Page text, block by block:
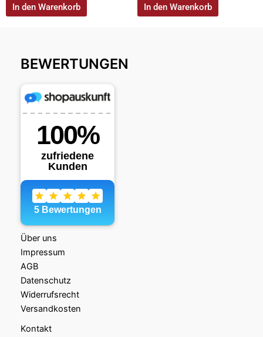
In den Warenkorb In den Warenkorb
BEWERTUNGEN
Über uns
Impressum
AGB
Datenschutz
Widerrufsrecht
Versandkosten
Kontakt